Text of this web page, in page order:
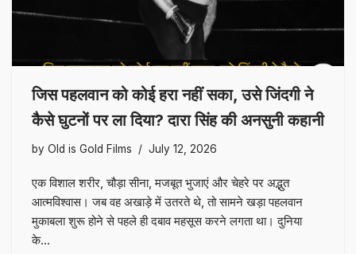
जिस पहलवान को कोई हरा नहीं सका, उसे जिंदगी ने
कैसे घुटनों पर ला दिया? दारा सिंह की अनसुनी कहानी
by Old is Gold Films July 12, 2026
एक विशाल शरीर, चौड़ा सीना, मजबूत भुजाएं और चेहरे पर अद्भुत
आत्मविश्वास। जब वह अखाड़े में उतरते थे, तो सामने खड़ा पहलवान
मुकाबला शुरू होने से पहले ही दबाव महसूस करने लगता था। दुनिया
के…